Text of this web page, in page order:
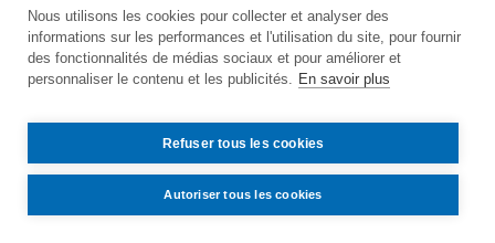
Nous utilisons les cookies pour collecter et analyser des
informations sur les performances et l'utilisation du site, pour fournir
des fonctionnalités de médias sociaux et pour améliorer et
personnaliser le contenu et les publicités. En savoir plus
Refuser tous les cookies
Autoriser tous les cookies